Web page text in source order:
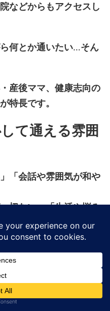
などからもアクセスし
何とか通いたい…そん
産後ママ、健康志向の
特長です。
て通える雰囲
「会話や雰囲気が和や
切ない」「生活や悩み
優しく声をかけてもらえ
近隣から遠方まで、口
増え続けています。